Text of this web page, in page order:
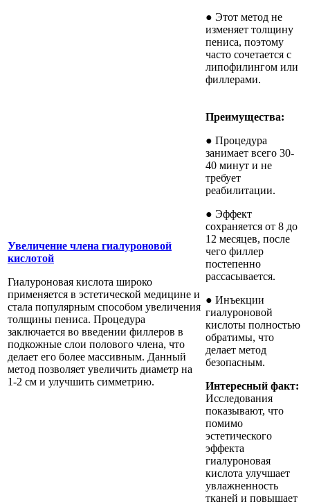
● Этот метод не
изменяет толщину
пениса, поэтому
часто сочетается с
липофилингом или
филлерами.
Увеличение члена гиалуроновой
кислотой
Гиалуроновая кислота широко
применяется в эстетической медицине и
стала популярным способом увеличения
толщины пениса. Процедура
заключается во введении филлеров в
подкожные слои полового члена, что
делает его более массивным. Данный
метод позволяет увеличить диаметр на
1-2 см и улучшить симметрию.
Преимущества:
● Процедура
занимает всего 30-
40 минут и не
требует
реабилитации.
● Эффект
сохраняется от 8 до
12 месяцев, после
чего филлер
постепенно
рассасывается.
● Инъекции
гиалуроновой
кислоты полностью
обратимы, что
делает метод
безопасным.
Интересный факт:
Исследования
показывают, что
помимо
эстетического
эффекта
гиалуроновая
кислота улучшает
увлажненность
тканей и повышает